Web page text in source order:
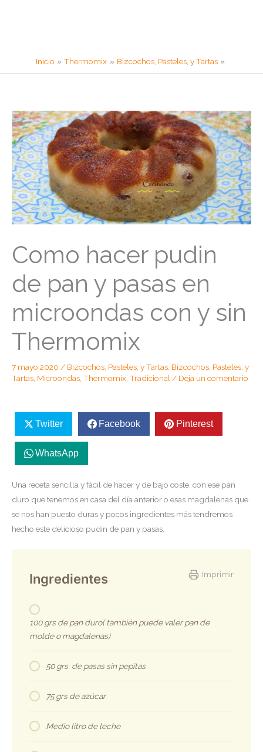
Inicio Thermomix Bizcochos, Pasteles, y Tartas
Como hacer pudin
de pan y pasas en
microondas con y sin
Thermomix
7 mayo 2020 / Bizcochos, Pasteles, y Tartas, Bizcochos, Pasteles, y
Tartas, Microondas, Thermomix, Tradicional/ Deja un comentario
Twitter Facebook Pinterest
WhatsApp
Una receta sencilla y fácil de hacer y de bajo coste, con ese pan
duro que tenemos en casa del día anterior o esas magdalenas que
se nos han puesto duras y pocos ingredientes más tendremos
hecho este delicioso pudin de pan y pasas.
Imprimir
Ingredientes
100 grs de pan duro( también puede valer pan de
molde o magdalenas)
50 grs de pasas sin pepitas
75 grs de azúcar
Medio litro de leche